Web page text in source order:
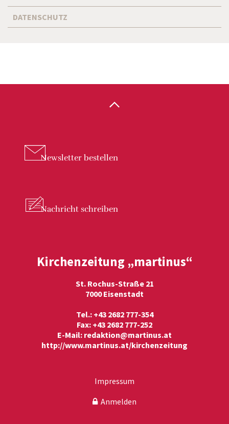
DATENSCHUTZ
Newsletter bestellen
Nachricht schreiben
Kirchenzeitung „martinus“
St. Rochus-Straße 21
7000 Eisenstadt
Tel.: +43 2682 777-354
Fax: +43 2682 777-252
E-Mail: redaktion@martinus.at
http://www.martinus.at/kirchenzeitung
Impressum
Anmelden